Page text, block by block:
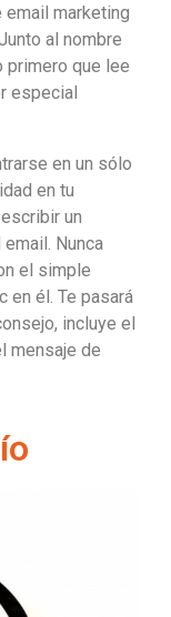
marketing
al nombre
primero que lee
especial
en un sólo
en tu
un
Nunca
el simple
en él. Te pasará
incluye el
mensaje de